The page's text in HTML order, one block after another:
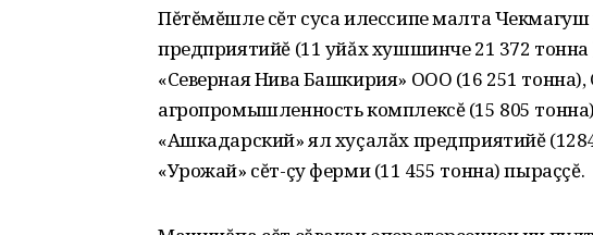
Пĕтĕмĕшле сĕт суса илессипе малта
предприятийĕ (11 уйăх хушшинче 21 372
«Северная Нива Башкирия» ООО (16 251
агропромышленность комплексĕ (15 805
«Ашкадарский» ял хуçалăх предприятийĕ
«Урожай» сĕт-çу ферми (11 455 тонна) пыраççĕ.